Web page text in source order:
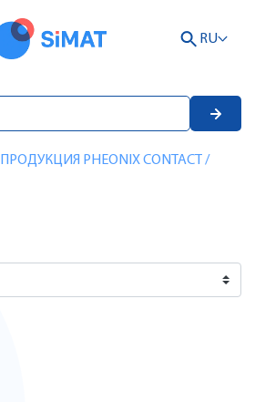
RU
ПРОДУКЦИЯ PHEONIX CONTACT /